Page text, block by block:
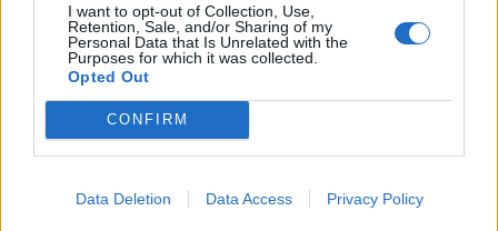
I want to opt-out of Collection, Use,
Retention, Sale, and/or Sharing of my
Personal Data that Is Unrelated with the
Purposes for which it was collected.
Opted Out
CONFIRM
Data Deletion Data Access Privacy Policy
Háromszék